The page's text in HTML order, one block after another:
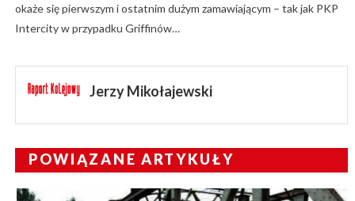
okaże się pierwszym i ostatnim dużym zamawiającym – tak jak PKP
Intercity w przypadku Griffinów…
Jerzy Mikołajewski
POWIĄZANE ARTYKUŁY